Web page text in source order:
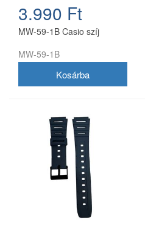
3.990 Ft
MW-59-1B Casio szíj
MW-59-1B